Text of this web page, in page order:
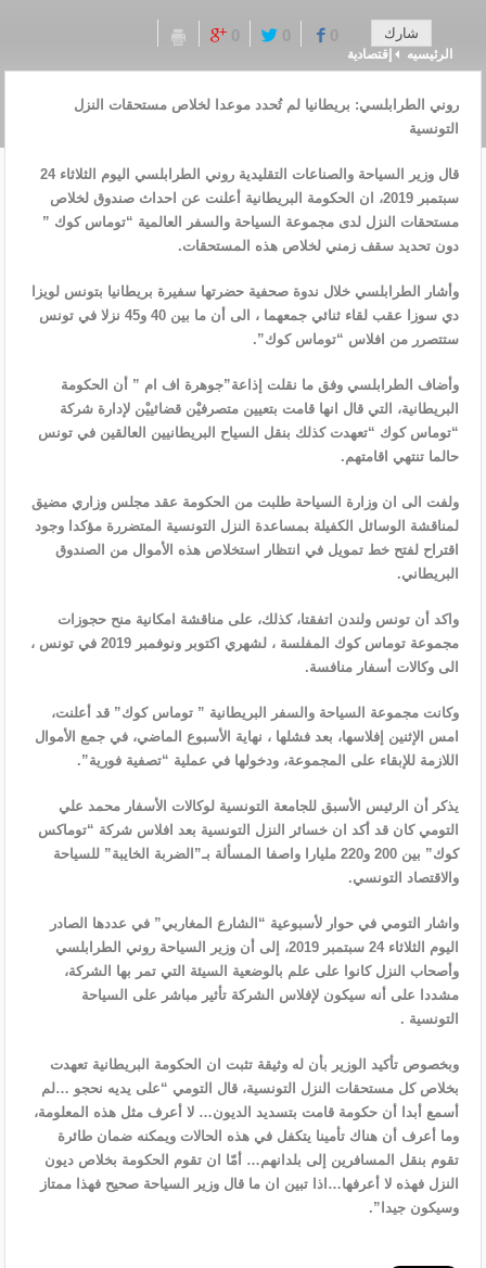
شارك
الرئيسيه إقتصادية
روني الطرابلسي: بريطانيا لم تُحدد موعدا لخلاص مستحقات النزل
التونسية
قال وزير السياحة والصناعات التقليدية روني الطرابلسي اليوم الثلاثاء 24
سبتمبر 2019، ان الحكومة البريطانية أعلنت عن احداث صندوق لخلاص
مستحقات النزل لدى مجموعة السياحة والسفر العالمية “توماس كوك ”
دون تحديد سقف زمني لخلاص هذه المستحقات.
وأشار الطرابلسي خلال ندوة صحفية حضرتها سفيرة بريطانيا بتونس لويزا
دي سوزا عقب لقاء ثنائي جمعهما ، الى أن ما بين 40 و45 نزلا في تونس
ستتصرر من افلاس “توماس كوك”.
وأضاف الطرابلسي وفق ما نقلت إذاعة”جوهرة اف ام ” أن الحكومة
البريطانية، التي قال انها قامت بتعيين متصرفيْن قضائييْن لإدارة شركة
“توماس كوك “تعهدت كذلك بنقل السياح البريطانيين العالقين في تونس
حالما تنتهي اقامتهم.
ولفت الى ان وزارة السياحة طلبت من الحكومة عقد مجلس وزاري مضيق
لمناقشة الوسائل الكفيلة بمساعدة النزل التونسية المتضررة مؤكدا وجود
اقتراح لفتح خط تمويل في انتظار استخلاص هذه الأموال من الصندوق
البريطاني.
واكد أن تونس ولندن اتفقتا، كذلك، على مناقشة امكانية منح حجوزات
مجموعة توماس كوك المفلسة ، لشهري اكتوبر ونوفمبر 2019 في تونس ،
الى وكالات أسفار منافسة.
وكانت مجموعة السياحة والسفر البريطانية ” توماس كوك” قد أعلنت،
امس الإثنين إفلاسها، بعد فشلها ، نهاية الأسبوع الماضي، في جمع الأموال
اللازمة للإبقاء على المجموعة، ودخولها في عملية “تصفية فورية”.
يذكر أن الرئيس الأسبق للجامعة التونسية لوكالات الأسفار محمد علي
التومي كان قد أكد ان خسائر النزل التونسية بعد افلاس شركة “توماكس
كوك” بين 200 و220 مليارا واصفا المسألة بـ”الضربة الخايبة” للسياحة
والاقتصاد التونسي.
واشار التومي في حوار لأسبوعية “الشارع المغاربي” في عددها الصادر
اليوم الثلاثاء 24 سبتمبر 2019، إلى أن وزير السياحة روني الطرابلسي
وأصحاب النزل كانوا على علم بالوضعية السيئة التي تمر بها الشركة،
مشددا على أنه سيكون لإفلاس الشركة تأثير مباشر على السياحة
التونسية .
وبخصوص تأكيد الوزير بأن له وثيقة تثبت ان الحكومة البريطانية تعهدت
بخلاص كل مستحقات النزل التونسية، قال التومي “على يديه نحجو …لم
أسمع أبدا أن حكومة قامت بتسديد الديون… لا أعرف مثل هذه المعلومة،
وما أعرف أن هناك تأمينا يتكفل في هذه الحالات ويمكنه ضمان طائرة
تقوم بنقل المسافرين إلى بلدانهم… أمّا ان تقوم الحكومة بخلاص ديون
النزل فهذه لا أعرفها…اذا تبين ان ما قال وزير السياحة صحيح فهذا ممتاز
وسيكون جيدا”.